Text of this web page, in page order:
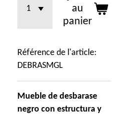
au
panier
Référence de l'article:
DEBRASMGL
Mueble de desbarase
negro con estructura y